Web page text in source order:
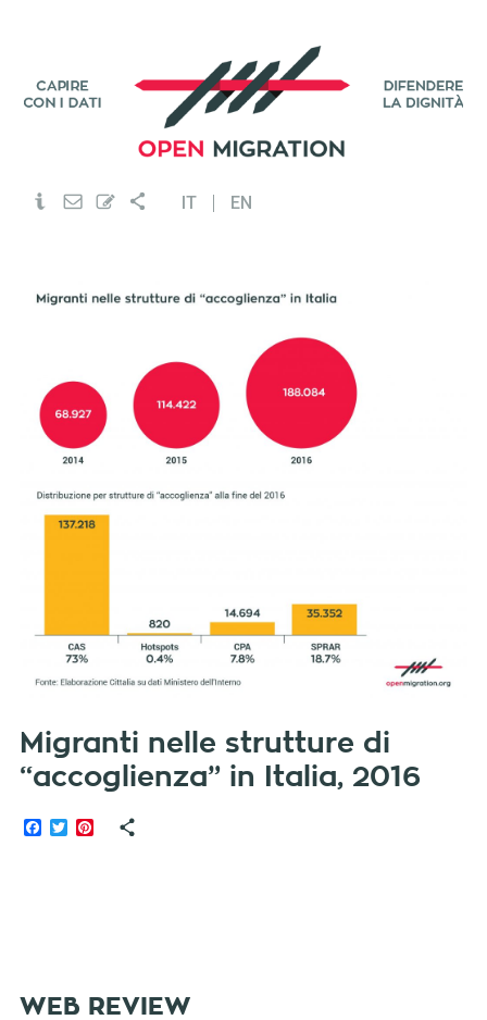
IT EN
Migranti nelle strutture di
“accoglienza” in Italia, 2016
Facebook
TwitterPinterest
WEB REVIEW